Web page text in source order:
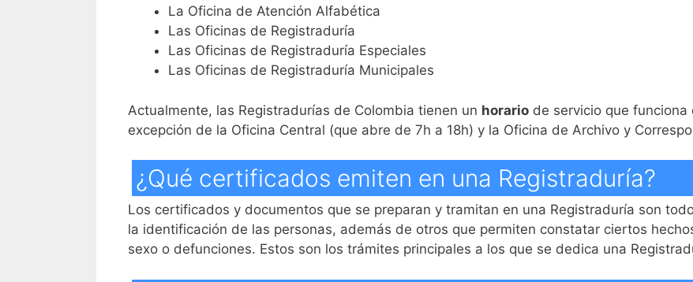
La Oficina de Atención Alfabética
Las Oficinas de Registraduría
Las Oficinas de Registraduría Especiales
Las Oficinas de Registraduría Municipales
Actualmente, las Registradurías de Colombia tienen un horario de servicio que
excepción de la Oficina Central (que abre de 7h a 18h) y la Oficina de Archivo y
¿Qué certificados emiten en una Registraduría?
Los certificados y documentos que se preparan y tramitan en una Registraduría son
la identificación de las personas, además de otros que permiten constatar ciertos
sexo o defunciones. Estos son los trámites principales a los que se dedica una